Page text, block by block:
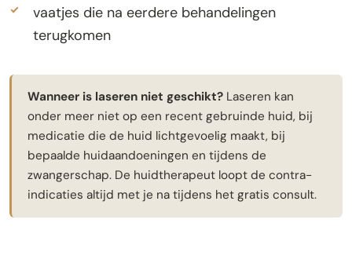
vaatjes die na eerdere behandelingen
terugkomen
Wanneer is laseren niet geschikt? Laseren kan
onder meer niet op een recent gebruinde huid, bij
medicatie die de huid lichtgevoelig maakt, bij
bepaalde huidaandoeningen en tijdens de
zwangerschap. De huidtherapeut loopt de contra-
indicaties altijd met je na tijdens het gratis consult.